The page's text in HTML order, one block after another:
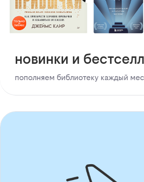
новинки и
пополняем библиотеку каждый